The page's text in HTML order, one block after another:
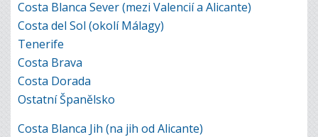
Costa Blanca Sever (mezi Valencií a Alicante)
Costa del Sol (okolí Málagy)
Tenerife
Costa Brava
Costa Dorada
Ostatní Španělsko
Costa Blanca Jih (na jih od Alicante)